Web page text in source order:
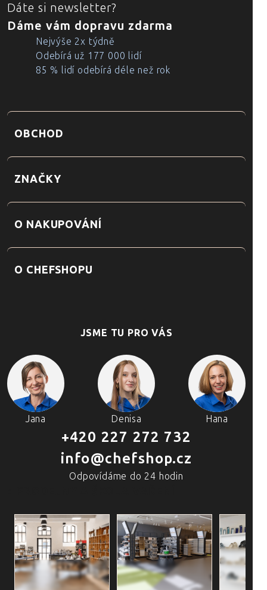
Dáte si newsletter?
Dáme vám dopravu zdarma
Nejvýše 2x týdně
Odebírá už 177 000 lidí
85 % lidí odebírá déle než rok
OBCHOD
ZNAČKY
O NAKUPOVÁNÍ
O CHEFSHOPU
JSME TU PRO VÁS
Jana Denisa Hana
+420 227 272 732
info@chefshop.cz
Odpovídáme do 24 hodin